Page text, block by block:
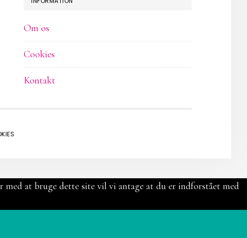
Om os
Cookies
Kontakt
at bruge dette site vil vi antage at du er indforstået med